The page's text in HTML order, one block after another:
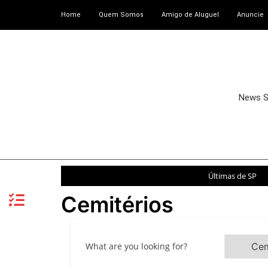
Home Quem Somos Amigo de Aluguel Anuncie
News
Últimas de SP
Cemitérios
What are you looking for?